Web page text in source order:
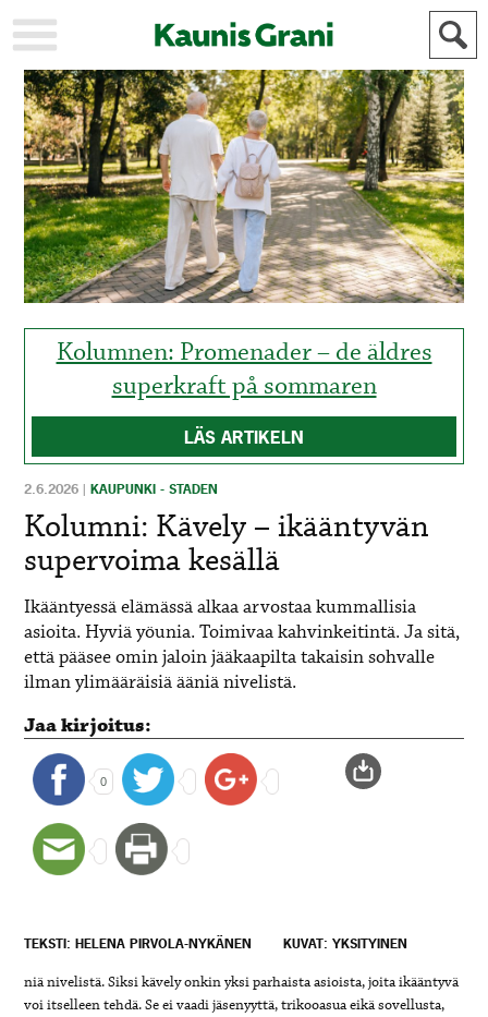
KAUPUNKI
STADEN
AJANKOHTAISTA
AKTUELLT
URHEILU
IDROTT
KULTTUURI
KULTUR
HISTORIA
HISTORIA
YLEINEN
ALLMÄN
MAINOSTAJILLE
FÖR
ANNONSÖRER
Kolumnen: Promenader – de äldres
superkraft på sommaren
LÄS ARTIKELN
2.6.2026 |KAUPUNKI - STADEN
Kolumni: Kävely – ikääntyvän
supervoima kesällä
Ikääntyessä elämässä alkaa arvostaa kummallisia
asioita. Hyviä yöunia. Toimivaa kahvinkeitintä. Ja sitä,
että pääsee omin jaloin jääkaapilta takaisin sohvalle
ilman ylimääräisiä ääniä nivelistä.
Jaa kirjoitus:
0
TEKSTI: HELENA PIRVOLA-NYKÄNEN KUVAT: YKSITYINEN
niä nivelistä. Siksi kävely onkin yksi parhaista asioista, joita ikääntyvä
voi itselleen tehdä. Se ei vaadi jäsenyyttä, trikooasua eikä sovellusta,